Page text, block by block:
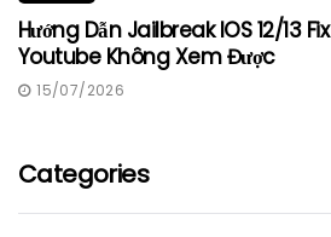
Hướng Dẫn Jailbreak IOS 12/13 Fix
Youtube Không Xem Được
15/07/2026
Categories